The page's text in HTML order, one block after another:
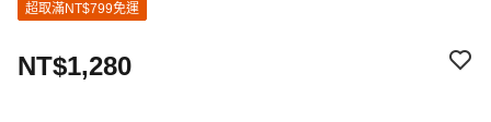
超取滿NT$799免運
NT$1,280